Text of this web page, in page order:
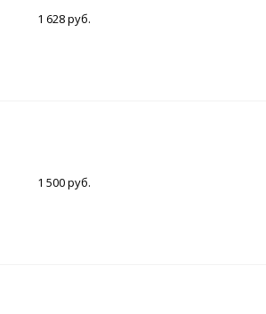
1 628 руб.
1 500 руб.